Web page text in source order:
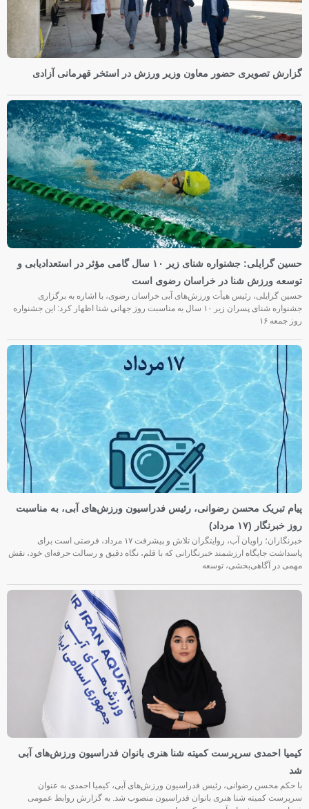
گزارش تصویری حضور معاون وزیر ورزش در استخر قهرمانی آزادی
حسین گرایلی: جشنواره شنای زیر ۱۰ سال گامی مؤثر در استعدادیابی و
توسعه ورزش شنا در خراسان رضوی است
حسین گرایلی، رئیس هیأت ورزش‌های آبی خراسان رضوی، با اشاره به برگزاری
جشنواره شنای پسران زیر ۱۰ سال به مناسبت روز جهانی شنا اظهار کرد: این جشنواره
روز جمعه‌ ۱۶
پیام تبریک محسن رضوانی، رئیس فدراسیون ورزش‌های آبی، به مناسبت
روز خبرنگار (۱۷ مرداد)
خبرنگاران؛ راویان آب، روایتگران تلاش و پیشرفت ۱۷ مرداد، فرصتی است برای
پاسداشت جایگاه ارزشمند خبرنگارانی که با قلم، نگاه دقیق و رسالت حرفه‌ای خود، نقش
مهمی در آگاهی‌بخشی، توسعه
کیمیا احمدی سرپرست کمیته شنا هنری بانوان فدراسیون ورزش‌های آبی
شد
با حکم محسن رضوانی، رئیس فدراسیون ورزش‌های آبی، کیمیا احمدی به عنوان
سرپرست کمیته شنا هنری بانوان فدراسیون منصوب شد. به گزارش روابط عمومی